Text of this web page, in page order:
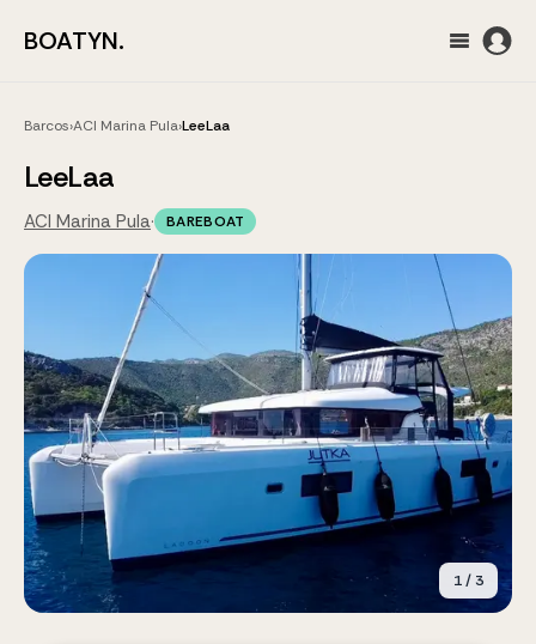
BOATYN.
Barcos›ACI Marina Pula›LeeLaa
LeeLaa
ACI Marina Pula· BAREBOAT
1/ 3